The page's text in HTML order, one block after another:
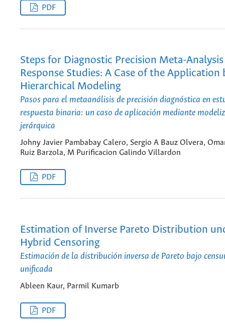
PDF
Steps for Diagnostic Precision Meta-
Response Studies: A Case of the Application
Hierarchical Modeling
Pasos para el metaanálisis de precisión diagnóstica en
respuesta binaria: un caso de aplicación mediante
jerárquica
Johny Javier Pambabay Calero, Sergio A Bauz Olvera,
Ruiz Barzola, M Purificacion Galindo Villardon
PDF
Estimation of Inverse Pareto Distribution
Hybrid Censoring
Estimación de la distribución inversa de Pareto bajo
unificada
Ableen Kaur, Parmil Kumarb
PDF